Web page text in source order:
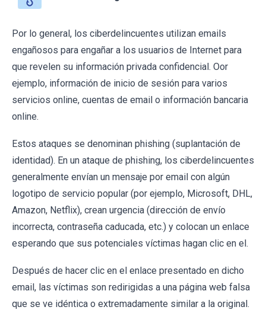
Por lo general, los ciberdelincuentes utilizan emails
engañosos para engañar a los usuarios de Internet para
que revelen su información privada confidencial. Oor
ejemplo, información de inicio de sesión para varios
servicios online, cuentas de email o información bancaria
online.
Estos ataques se denominan phishing (suplantación de
identidad). En un ataque de phishing, los ciberdelincuentes
generalmente envían un mensaje por email con algún
logotipo de servicio popular (por ejemplo, Microsoft, DHL,
Amazon, Netflix), crean urgencia (dirección de envío
incorrecta, contraseña caducada, etc.) y colocan un enlace
esperando que sus potenciales víctimas hagan clic en el.
Después de hacer clic en el enlace presentado en dicho
email, las víctimas son redirigidas a una página web falsa
que se ve idéntica o extremadamente similar a la original.